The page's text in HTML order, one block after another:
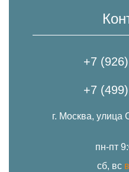
+7
+7
г. Москва, улица
пн-пт
сб, вс